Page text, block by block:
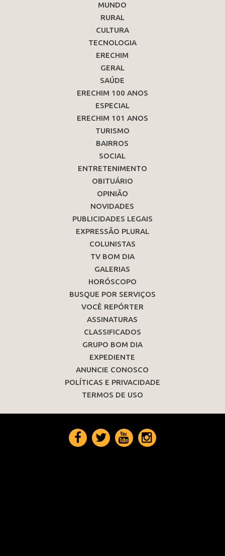
MUNDO
RURAL
CULTURA
TECNOLOGIA
ERECHIM
GERAL
SAÚDE
ERECHIM 100 ANOS
ESPECIAL
ERECHIM 101 ANOS
TURISMO
BAIRROS
SOCIAL
ENTRETENIMENTO
OBITUÁRIO
OPINIÃO
NOVIDADES
PUBLICIDADES LEGAIS
EXPRESSÃO PLURAL
COLUNISTAS
TV BOM DIA
GALERIAS
HORÓSCOPO
BUSQUE POR SERVIÇOS
VOCÊ REPÓRTER
ASSINATURAS
CLASSIFICADOS
GRUPO BOM DIA
EXPEDIENTE
ANUNCIE CONOSCO
POLÍTICAS E PRIVACIDADE
TERMOS DE USO